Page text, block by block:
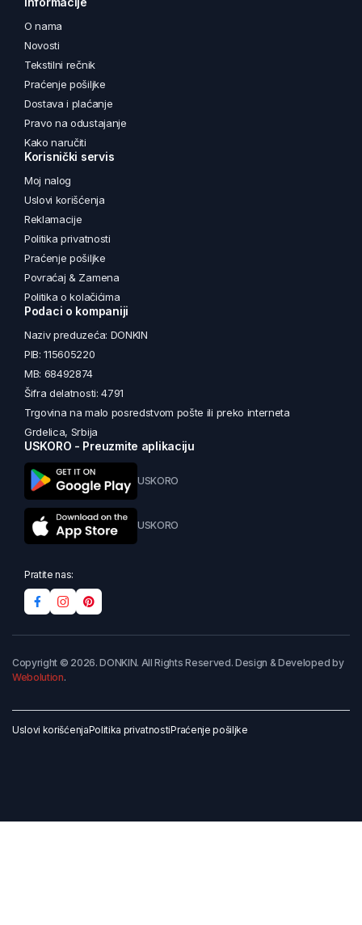
O nama
Novosti
Tekstilni rečnik
Praćenje pošiljke
Dostava i plaćanje
Pravo na odustajanje
Kako naručiti
Korisnički servis
Moj nalog
Uslovi korišćenja
Reklamacije
Politika privatnosti
Praćenje pošiljke
Povraćaj & Zamena
Politika o kolačićima
Podaci o kompaniji
Naziv preduzeća: DONKIN
PIB: 115605220
MB: 68492874
Šifra delatnosti: 4791
Trgovina na malo posredstvom pošte ili preko interneta
Grdelica, Srbija
USKORO - Preuzmite aplikaciju
USKORO
USKORO
Pratite nas:
Copyright © 2026. DONKIN. All Rights Reserved. Design & Developed by
Webolution.
Uslovi korišćenjaPolitika privatnostiPraćenje pošiljke